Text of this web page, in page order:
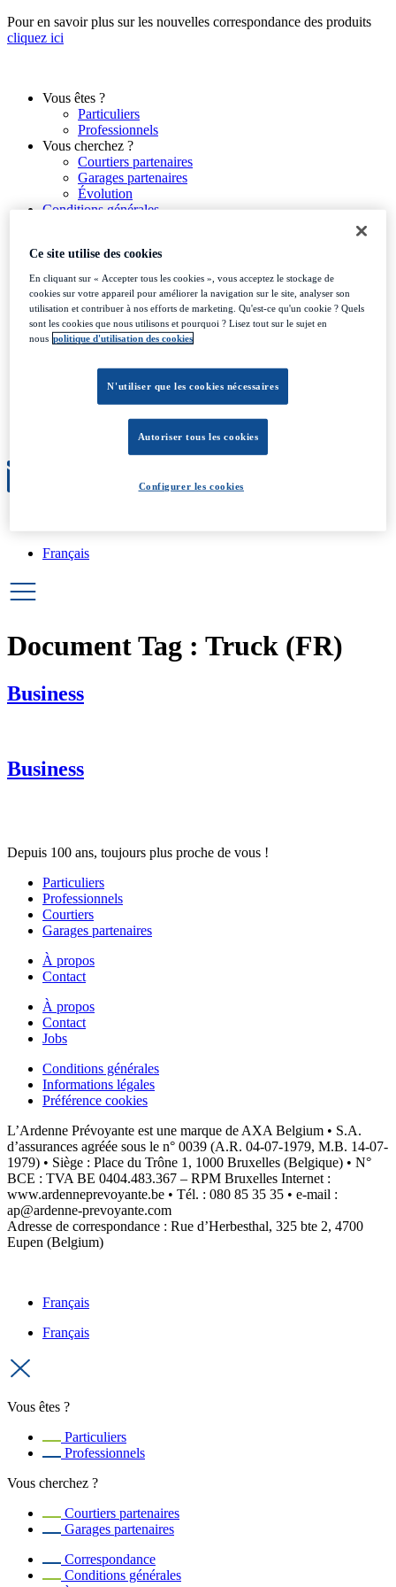
Aller
au
Pour en savoir plus sur les nouvelles correspondance des produits
cliquez ici
Vous êtes ?
Particuliers
Professionnels
Vous cherchez ?
Courtiers partenaires
Garages partenaires
Évolution
Conditions générales
Vous êtes ?
Particuliers
Professionnels
Courtiers partenaires
Garages partenaires
Évolution
Conditions générales
Français
Document Tag : Truck (FR)
Business
Business
Depuis 100 ans, toujours plus proche de vous !
Particuliers
Professionnels
Courtiers
Garages partenaires
À propos
Contact
À propos
Contact
Jobs
Conditions générales
Informations légales
Préférence cookies
L’Ardenne Prévoyante est une marque de AXA Belgium • S.A.
d’assurances agréée sous le n° 0039 (A.R. 04-07-1979, M.B. 14-07-
1979) • Siège : Place du Trône 1, 1000 Bruxelles (Belgique) • N°
BCE : TVA BE 0404.483.367 – RPM Bruxelles Internet :
www.ardenneprevoyante.be • Tél. : 080 85 35 35 • e-mail :
ap@ardenne-prevoyante.com
Adresse de correspondance : Rue d’Herbesthal, 325 bte 2, 4700
Eupen (Belgium)
Français
Français
Vous êtes ?
Particuliers
Professionnels
Vous cherchez ?
Courtiers partenaires
Garages partenaires
Correspondance
Conditions générales
Ce site utilise des cookies
En cliquant sur « Accepter tous les cookies », vous acceptez le stockage de
cookies sur votre appareil pour améliorer la navigation sur le site, analyser son
utilisation et contribuer à nos efforts de marketing. Qu'est-ce qu'un cookie ? Quels
sont les cookies que nous utilisons et pourquoi ? Lisez tout sur le sujet en
nous politique d'utilisation des cookies
N'utiliser que les cookies nécessaires
Autoriser tous les cookies
Configurer les cookies